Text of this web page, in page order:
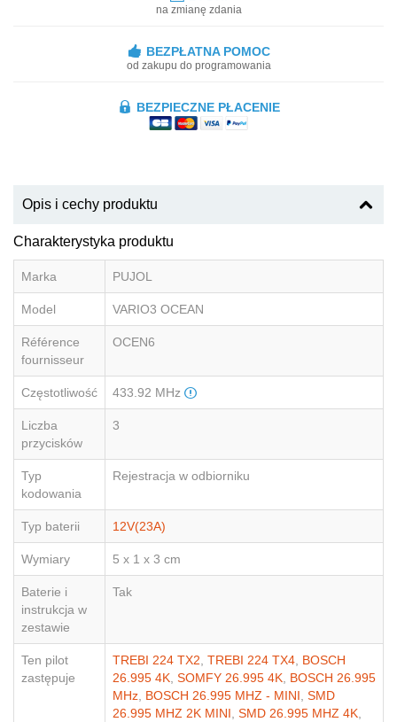
na zmianę zdania
BEZPŁATNA POMOC
od zakupu do programowania
BEZPIECZNE PŁACENIE
Opis i cechy produktu
Charakterystyka produktu
Marka PUJOL
Model VARIO3 OCEAN
Référence
fournisseur
OCEN6
Częstotliwość 433.92 MHz
Liczba
przycisków
3
Typ
kodowania
Rejestracja w odbiorniku
Typ baterii 12V(23A)
Wymiary 5 x 1 x 3 cm
Baterie i
instrukcja w
zestawie
Tak
Ten pilot
zastępuje
TREBI 224 TX2 TREBI 224 TX4 BOSCH
26.995 4K SOMFY 26.995 4K BOSCH 26.995
MHz BOSCH 26.995 MHZ - MINI SMD
26.995 MHZ 2K MINI SMD 26.995 MHZ 4K